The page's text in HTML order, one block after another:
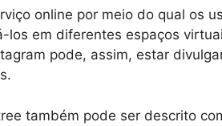
online por meio do qual os
los em diferentes espaços
pode, assim, estar
também pode ser descrito